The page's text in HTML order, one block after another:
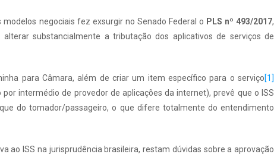
negociais fez exsurgir no Senado Federal o PLS nº 493/2017,
substancialmente a tributação dos aplicativos de serviços de
para Câmara, além de criar um item específico para o serviço[1]
intermédio de provedor de aplicações da internet), prevê que o ISS
do tomador/passageiro, o que difere totalmente do entendimento
ao ISS na jurisprudência brasileira, restam dúvidas sobre a aprovação